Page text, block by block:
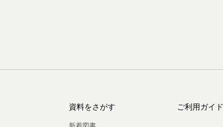
資料をさがす
新着図書
ご利用ガイド